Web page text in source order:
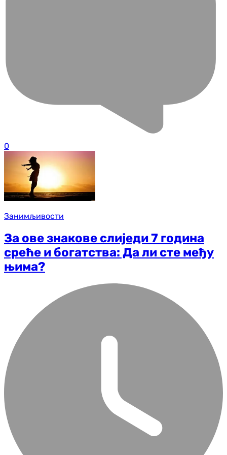
0
Занимљивости
За ове знакове слиједи 7 година
среће и богатства: Да ли сте међу
њима?